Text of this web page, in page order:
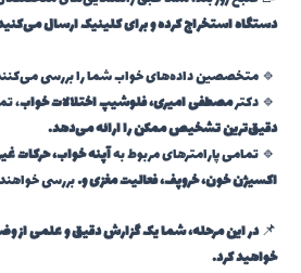
دستگاه استخراج کرده و برای کلینیک ارسال
🔹 متخصصین داده‌های خواب شما را بررسی
🔹 دکترمصطفی امیری، فلوشیپ اختلالات خواب،
دقیق‌ترین تشخیص ممکن را ارائه می‌دهد.
🔹 تمامی پارامترهای مربوط بهآپنه خواب، حرکات
اکسیژن خون، خروپف، فعالیت مغزی و…بررسی
📌در این مرحله، شما یک گزارش دقیق و علمی از
خواهید کرد.